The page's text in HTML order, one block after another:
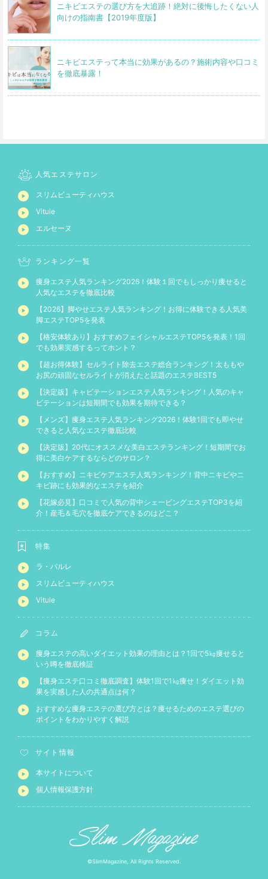
ニキビエステの選び方を大追跡！絶対に後悔したくない人
向けの指南書【2019年度版】
ニキビエステって本当に効果があるの？施術内容や口コミ
を徹底暴露！
人気エステサロン
スリムビューティハウス
Vitule
エルセーヌ
ランキング一覧
痩身エステ人気ランキング2026！体験１回でもしっかり痩せると
人気なエステを徹底比較
【2026】脚やせエステ人気ランキング！お得に体験できる人気美
脚エステTOP5を発表
【格安体験あり】おすすめフェイシャルエステTOP5を発表！1回
でも効果実感するってホント？
【超お得体験】セルライト除去エステ総合ランキング！太ももや
お尻の頑固なセルライトが消えたと話題のエステBEST5
【決定版】キャビテーションエステ人気ランキング！人気のキャ
ビテーションは短期間でも効果を期待できる？
【メンズ】痩身エステ人気ランキング2026！体験1回でも即やせ
できると人気なエステ徹底比較
【決定版】20代にオススメな美白エステランキング！短期間でお
得に美白ケアするならどのサロン？
【おすすめ】ニキビケアエステ人気ランキング！背中ニキビやニ
キビ跡にも効果的なエステを紹介
【花嫁必見】口コミで人気の背中シェービングエステTOP3を紹
介！産毛＆毛穴を徹底ケアできるのはどこ？
特集
ラ・パルレ
スリムビューティハウス
Vitule
コラム
痩身エステの高いダイエット効果の理由とは？1回で5㎏痩せると
いう噂を徹底検証
【痩身エステ口コミ徹底調査】体験1回で1㎏痩せ！ダイエット効
果を実感した人の共通点は何？
おすすめな痩身エステの選び方とは？痩せるためのエステ選びの
ポイントをわかりやすく解説
サイト情報
本サイトについて
個人情報保護方針
©SlimMagazine, All Rights Reserved.